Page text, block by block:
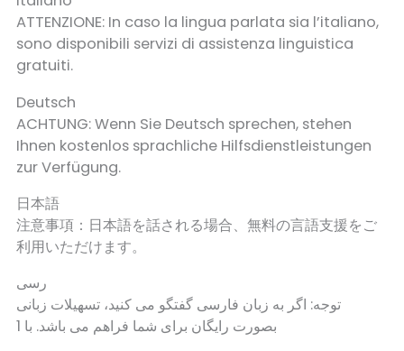
ATTENZIONE: In caso la lingua parlata sia l’italiano,
sono disponibili servizi di assistenza linguistica
gratuiti.
Deutsch
ACHTUNG: Wenn Sie Deutsch sprechen, stehen
Ihnen kostenlos sprachliche Hilfsdienstleistungen
zur Verfügung.
日本語
注意事項：日本語を話される場合、無料の言語支援をご
利用いただけます。
رسی
توجه: اگر به زبان فارسی گفتگو می کنید، تسهیلات زبانی
بصورت رایگان برای شما فراهم می باشد. با 1